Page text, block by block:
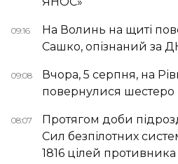
09:16
На Волинь на щиті
Сашко, опізнаний за
09:08
Вчора, 5 серпня, на
повернулися шестеро
08:07
Протягом доби
Сил безпілотних
1816 цілей противника